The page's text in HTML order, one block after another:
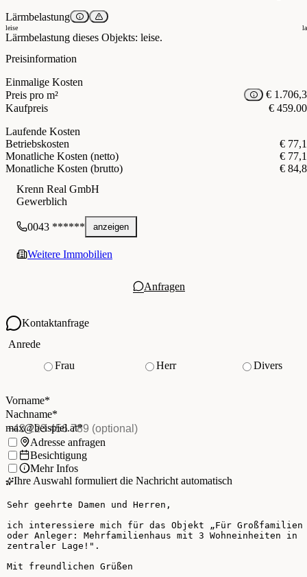
Lärmbelastung
leise
Lärmbelastung dieses Objekts: leise.
Preisinformation
Einmalige Kosten
Preis pro m²
€
Kaufpreis
€
Laufende Kosten
Betriebskosten
€
Monatliche Kosten (netto)
€
Monatliche Kosten (brutto)
€
Krenn Real GmbH
Gewerblich
0043 ****** anzeigen
Weitere Immobilien
Anfragen
Kontaktanfrage
Ihre Kontaktdaten
Anrede
Frau
Herr
Divers
Vorname*
Nachname
Nachname*
E-Mail*(Pflichtfeld)
max@beispiel.at*
Telefon(optional)
Ich möchte:Adresse anfragen
Besichtigung
Mehr Infos
Ihre Auswahl formuliert die Nachricht automatisch
Ihre Nachricht